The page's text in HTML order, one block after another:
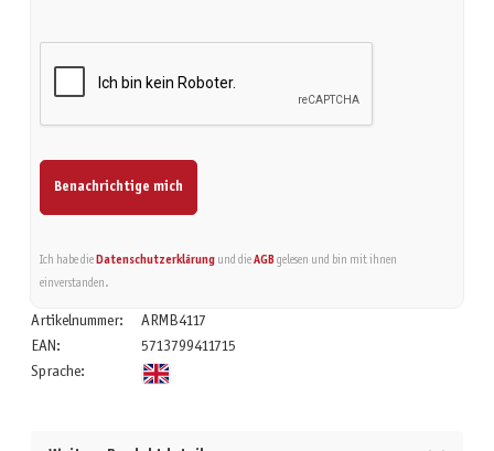
Benachrichtige mich
Ich habe die Datenschutzerklärungund die AGBgelesen und bin mit ihnen
einverstanden.
Artikelnummer:
ARMB4117
EAN:
5713799411715
Sprache: